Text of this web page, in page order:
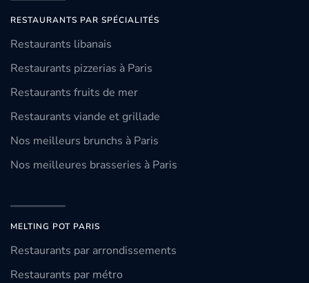
RESTAURANTS PAR SPÉCIALITÉS
Restaurants libanais
Restaurants pizzerias à Paris
Restaurants fruits de mer
Restaurants viande et grillade
Nos meilleurs brunchs à Paris
Nos meilleures brasseries à Paris
MELTING POT PARIS
Restaurants par arrondissements
Restaurants par métro